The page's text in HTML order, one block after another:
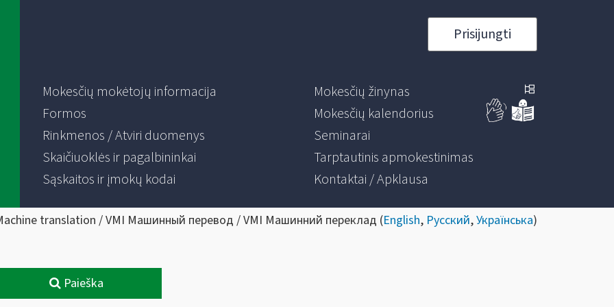
Prisijungti
Mokesčių mokėtojų informacija
Formos
Rinkmenos / Atviri duomenys
Skaičiuoklės ir pagalbininkai
Sąskaitos ir įmokų kodai
Mokesčių žinynas
Mokesčių kalendorius
Seminarai
Tarptautinis apmokestinimas
Kontaktai / Apklausa
translation / VMI Машинный перевод / VMI Машинний переклад (English, Русский,Українська)
Paieška